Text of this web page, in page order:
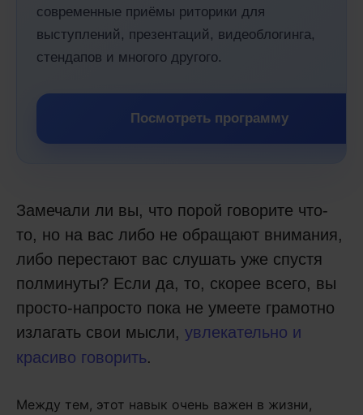
современные приёмы риторики для
выступлений, презентаций, видеоблогинга,
стендапов и многого другого.
Посмотреть программу
Замечали ли вы, что порой говорите что-
то, но на вас либо не обращают внимания,
либо перестают вас слушать уже спустя
полминуты? Если да, то, скорее всего, вы
просто-напросто пока не умеете грамотно
излагать свои мысли, увлекательно и
красиво говорить.
Между тем, этот навык очень важен в жизни,